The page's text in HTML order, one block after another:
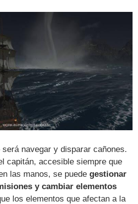
navegar y disparar cañones.
capitán, accesible siempre que
las manos, se puedegestionar
y cambiar elementos
los elementos que afectan a la